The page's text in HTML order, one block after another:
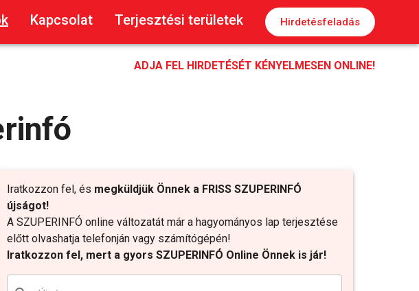
Kapcsolat Terjesztési területek Hirdetésfeladás
ADJA FEL HIRDETÉSÉT KÉNYELMESEN ONLINE!
Iratkozzon fel, és megküldjük Önnek a FRISS SZUPERINFÓ
újságot!
A SZUPERINFÓ online változatát már a hagyományos lap terjesztése
előtt olvashatja telefonján vagy számítógépén!
Iratkozzon fel, mert a gyors SZUPERINFÓ Online Önnek is jár!